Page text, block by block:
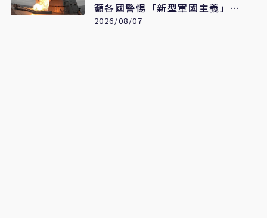
籲各國警惕「新型軍國主義」發
展
2026/08/07